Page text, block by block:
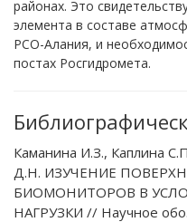
районах. Это
элемента в составе
РСО-Алания, и
постах Росгидромета.
Каманина И.З., Каплина
Д.Н. ИЗУЧЕНИЕ
БИОМОНИТОРОВ В
НАГРУЗКИ // Научное